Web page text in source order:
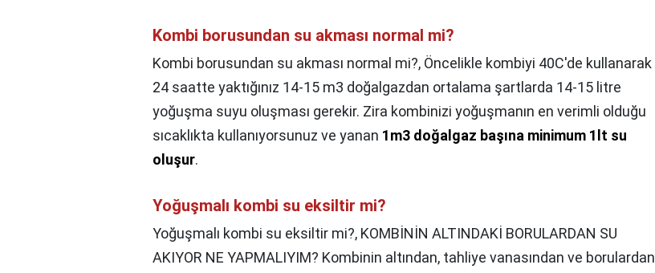
Kombi borusundan su akması normal mi?
Kombi borusundan su akması normal mi?, Öncelikle kombiyi 40C'de kullanarak
24 saatte yaktığınız 14-15 m3 doğalgazdan ortalama şartlarda 14-15 litre
yoğuşma suyu oluşması gerekir. Zira kombinizi yoğuşmanın en verimli olduğu
sıcaklıkta kullanıyorsunuz ve yanan 1m3 doğalgaz başına minimum 1lt su
oluşur.
Yoğuşmalı kombi su eksiltir mi?
Yoğuşmalı kombi su eksiltir mi?, KOMBİNİN ALTINDAKİ BORULARDAN SU
AKIYOR NE YAPMALIYIM? Kombinin altından, tahliye vanasından ve borulardan